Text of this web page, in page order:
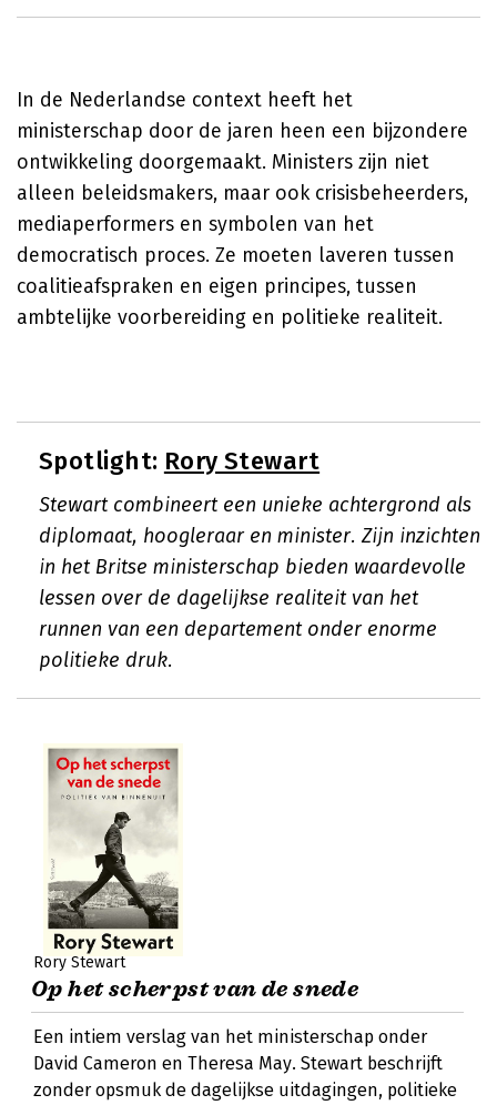
In de Nederlandse context heeft het
ministerschap door de jaren heen een bijzondere
ontwikkeling doorgemaakt. Ministers zijn niet
alleen beleidsmakers, maar ook crisisbeheerders,
mediaperformers en symbolen van het
democratisch proces. Ze moeten laveren tussen
coalitieafspraken en eigen principes, tussen
ambtelijke voorbereiding en politieke realiteit.
Spotlight: Rory Stewart
Stewart combineert een unieke achtergrond als
diplomaat, hoogleraar en minister. Zijn inzichten
in het Britse ministerschap bieden waardevolle
lessen over de dagelijkse realiteit van het
runnen van een departement onder enorme
politieke druk.
Rory Stewart
Op het scherpst van de snede
Een intiem verslag van het ministerschap onder
David Cameron en Theresa May. Stewart beschrijft
zonder opsmuk de dagelijkse uitdagingen, politieke